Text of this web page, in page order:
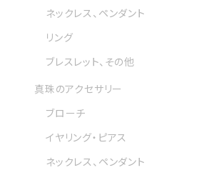
ネックレス、ペンダント
リング
ブレスレット、その他
真珠のアクセサリー
ブローチ
イヤリング・ピアス
ネックレス、ペンダント